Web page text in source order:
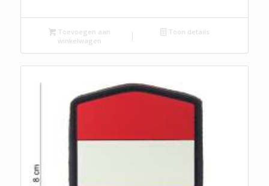
Toevoegen aan
winkelwagen
Toon details